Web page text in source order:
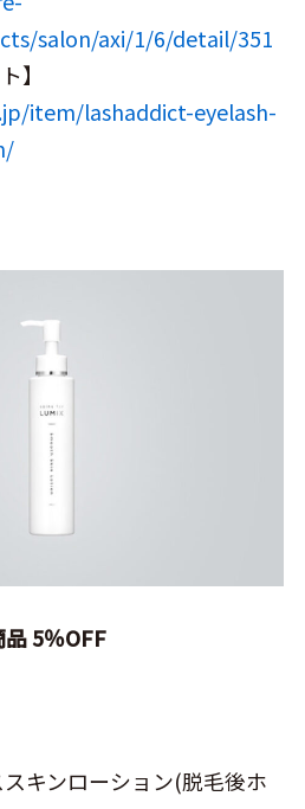
salon/axi/1/6/detail/351
】
item/lashaddict-eyelash-
5％OFF
スキンローション(脱毛後ホ